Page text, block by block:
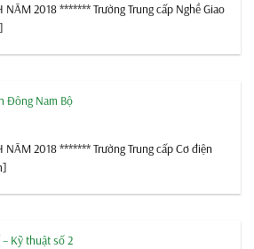
NĂM 2018 ******* Trường Trung cấp Nghề Giao
Đông Nam Bộ
NĂM 2018 ******* Trường Trung cấp Cơ điện
– Kỹ thuật số 2